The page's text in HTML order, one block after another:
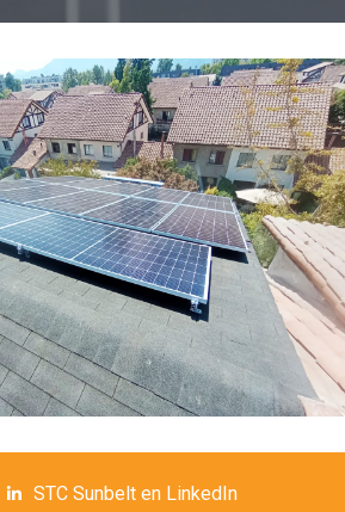
STC Sunbelt en LinkedIn